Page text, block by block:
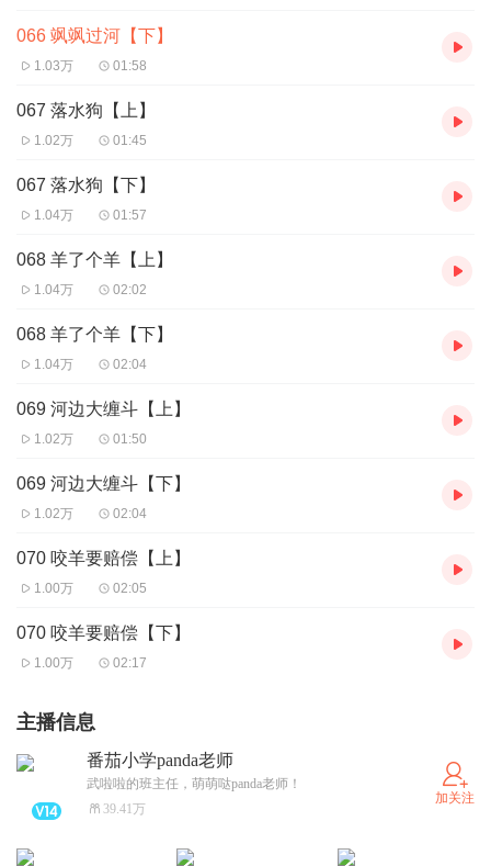
066 飒飒过河【下】
1.03万 01:58
067 落水狗【上】
1.02万 01:45
067 落水狗【下】
1.04万 01:57
068 羊了个羊【上】
1.04万 02:02
068 羊了个羊【下】
1.04万 02:04
069 河边大缠斗【上】
1.02万 01:50
069 河边大缠斗【下】
1.02万 02:04
070 咬羊要赔偿【上】
1.00万 02:05
070 咬羊要赔偿【下】
1.00万 02:17
主播信息
番茄小学panda老师
武啦啦的班主任，萌萌哒panda老师！
39.41万
加关注